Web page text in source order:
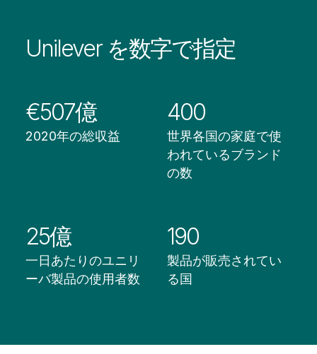
Unilever を数字で指定
€507億
2020年の総収益
400
世界各国の家庭で使
われているブランド
の数
25億
一日あたりのユニリ
ーバ製品の使用者数
190
製品が販売されてい
る国